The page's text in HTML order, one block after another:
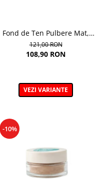
Fond de Ten Pulbere Mat,
nuanta 104W -7g
121,00 RON
108,90 RON
VEZI VARIANTE
-10%